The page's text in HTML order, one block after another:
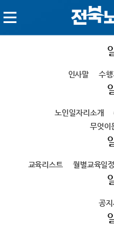
인사말 수
노인일자리소개
무엇이
교육리스트 월별교육일정
공